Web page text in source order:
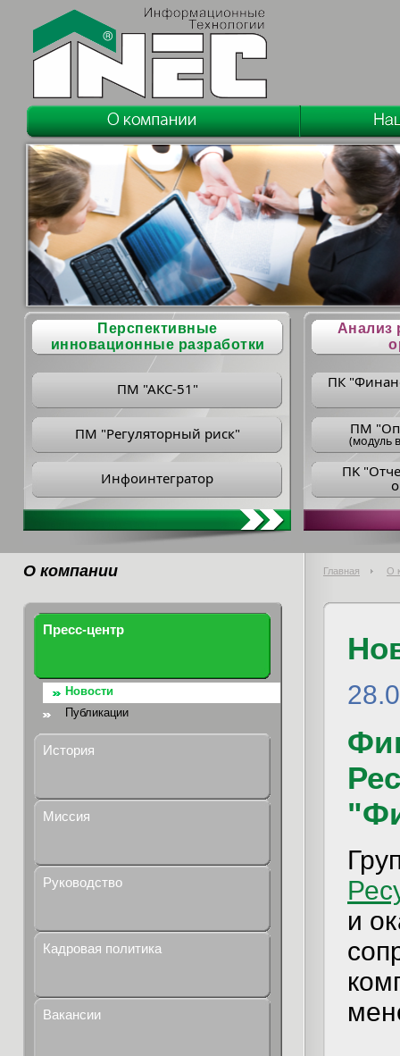
Перспективные
инновационные разработки
ПМ "АКС-51"
ПМ "Регуляторный риск"
Инфоинтегратор
Анализ
ПК
ПM
(модуль
ПK
О компании Главная О
Пресс-центр
Новости
Публикации
История
Миссия
Руководство
Кадровая политика
Вакансии
и